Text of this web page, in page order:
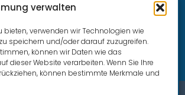
verwalten
verwenden wir Technologien wie
speichern und/oder darauf zuzugreifen.
können wir Daten wie das
dieser Website verarbeiten. Wenn Sie Ihre
können bestimmte Merkmale und